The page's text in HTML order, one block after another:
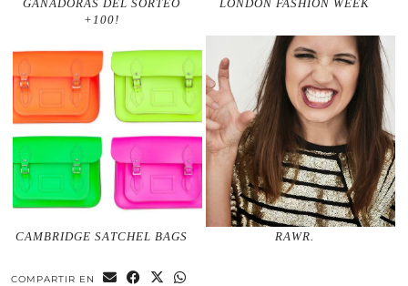
GANADORAS DEL SORTEO
+100!
LONDON FASHION WEEK
CAMBRIDGE SATCHEL BAGS RAWR.
COMPARTIR EN